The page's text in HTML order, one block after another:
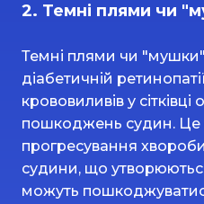
2. Темні плями чи
Темні плями чи
діабетичній
крововиливів у
пошкоджень судин. Це
прогресування
судини, що
можуть